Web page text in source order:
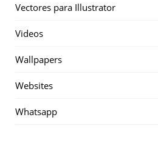
Vectores para Illustrator
Videos
Wallpapers
Websites
Whatsapp